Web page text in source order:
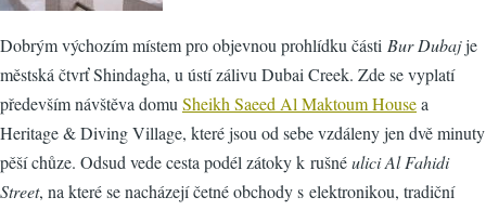
Dobrým výchozím místem pro objevnou prohlídku části Bur Dubajje
městská čtvrť Shindagha, u ústí zálivu Dubai Creek. Zde se vyplatí
především návštěva domuSheikh Saeed Al Maktoum Housea
Heritage & Diving Village, které jsou od sebe vzdáleny jen dvě minuty
pěší chůze. Odsud vede cesta podél zátoky k rušnéulici Al Fahidi
Street, na které se nacházejí četné obchody s elektronikou, tradiční